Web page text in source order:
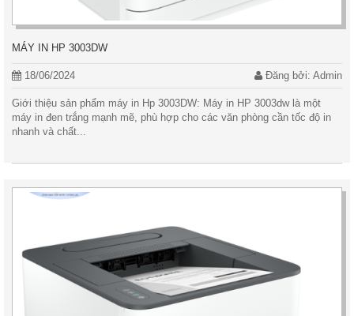
MÁY IN HP 3003DW
18/06/2024 Đăng bởi: Admin
Giới thiệu sản phẩm máy in Hp 3003DW: Máy in HP 3003dw là một
máy in đen trắng mạnh mẽ, phù hợp cho các văn phòng cần tốc độ in
nhanh và chất...